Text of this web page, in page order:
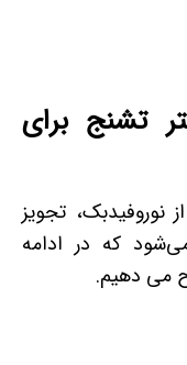
تشنج برای
نوروفیدبک، تجویز
که در ادامه
می دهیم.